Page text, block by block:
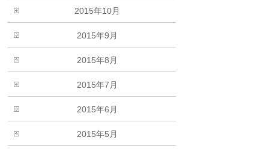
2015年10月
2015年9月
2015年8月
2015年7月
2015年6月
2015年5月